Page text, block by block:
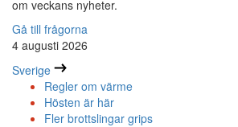
om veckans nyheter.
Gå till frågorna
4 augusti 2026
Sverige
Regler om värme
Hösten är här
Fler brottslingar grips